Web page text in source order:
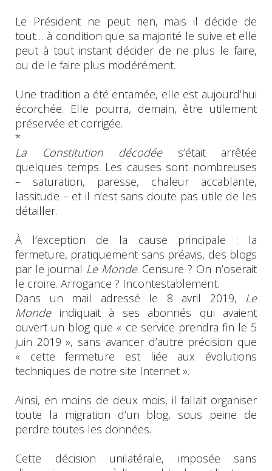
Le Président ne peut rien, mais il décide de
tout… à condition que sa majorité le suive et elle
peut à tout instant décider de ne plus le faire,
ou de le faire plus modérément.
Une tradition a été entamée, elle est aujourd’hui
écorchée. Elle pourra, demain, être utilement
préservée et corrigée.
*
La Constitution décodées’était arrêtée
quelques temps. Les causes sont nombreuses
– saturation, paresse, chaleur accablante,
lassitude – et il n’est sans doute pas utile de les
détailler.
À l’exception de la cause principale : la
fermeture, pratiquement sans préavis, des blogs
par le journal Le Monde. Censure ? On n’oserait
le croire. Arrogance ? Incontestablement.
Dans un mail adressé le 8 avril 2019, Le
Mondeindiquait à ses abonnés qui avaient
ouvert un blog que « ce service prendra fin le 5
juin 2019 », sans avancer d’autre précision que
« cette fermeture est liée aux évolutions
techniques de notre site Internet ».
Ainsi, en moins de deux mois, il fallait organiser
toute la migration d’un blog, sous peine de
perdre toutes les données.
Cette décision unilatérale, imposée sans